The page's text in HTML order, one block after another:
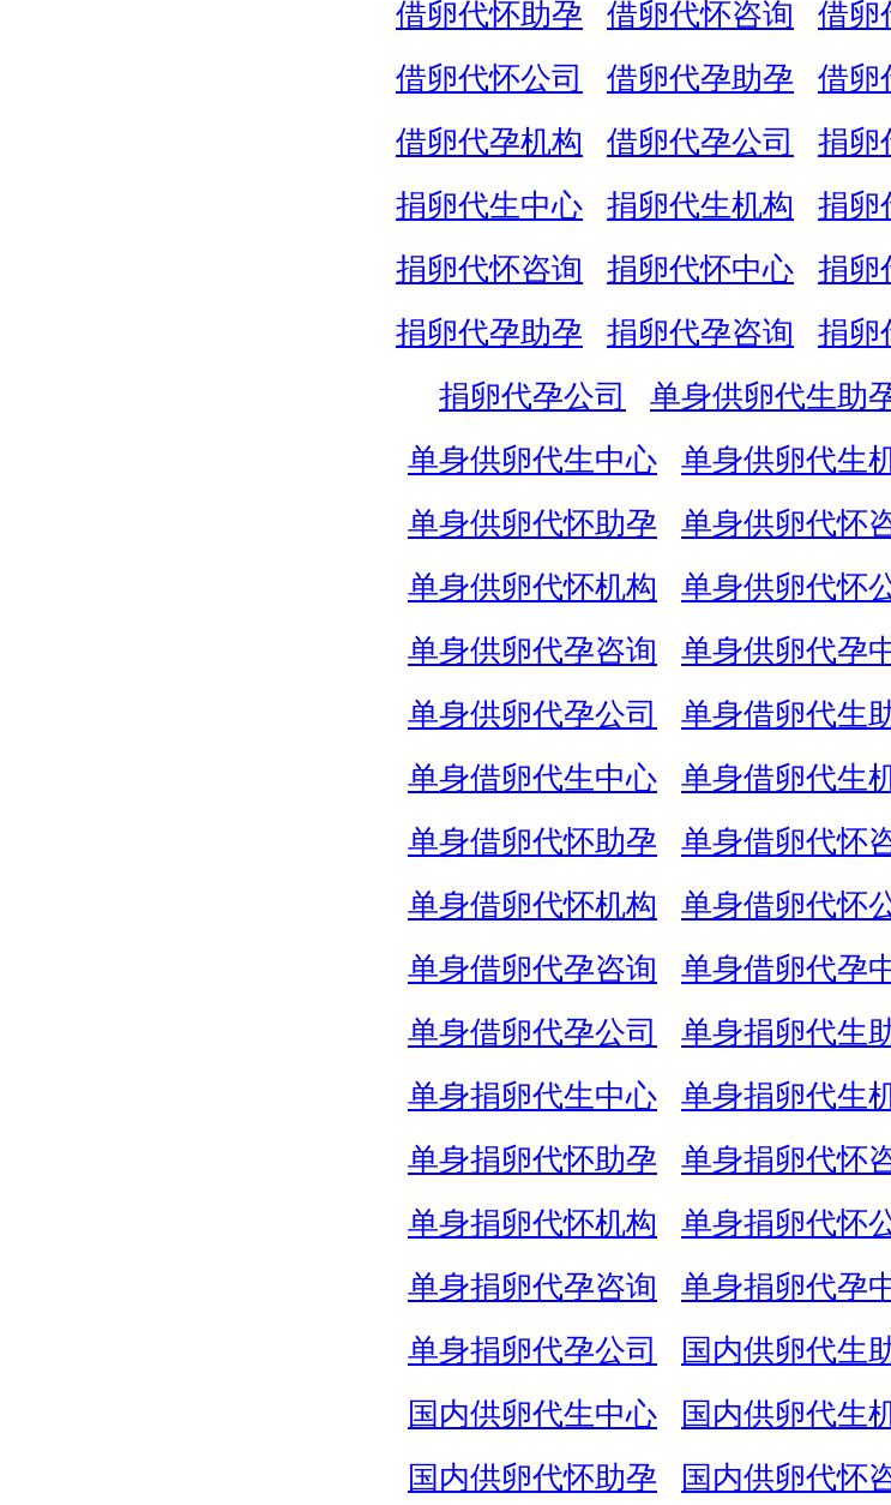
借卵代怀助孕
借卵代怀咨询 借卵
借卵代怀公司
借卵代孕助孕 借卵
借卵代孕机构
借卵代孕公司 捐卵
捐卵代生中心
捐卵代生机构 捐卵
捐卵代怀咨询
捐卵代怀中心 捐卵
捐卵代孕助孕
捐卵代孕咨询 捐卵
捐卵代孕公司
单身供卵代生助
单身供卵代生中心
单身供卵代生
单身供卵代怀助孕
单身供卵代怀
单身供卵代怀机构
单身供卵代怀
单身供卵代孕咨询
单身供卵代孕
单身供卵代孕公司
单身借卵代生
单身借卵代生中心
单身借卵代生
单身借卵代怀助孕
单身借卵代怀
单身借卵代怀机构
单身借卵代怀
单身借卵代孕咨询
单身借卵代孕
单身借卵代孕公司
单身捐卵代生
单身捐卵代生中心
单身捐卵代生
单身捐卵代怀助孕
单身捐卵代怀
单身捐卵代怀机构
单身捐卵代怀
单身捐卵代孕咨询
单身捐卵代孕
单身捐卵代孕公司
国内供卵代生
国内供卵代生中心
国内供卵代生
国内供卵代怀助孕
国内供卵代怀